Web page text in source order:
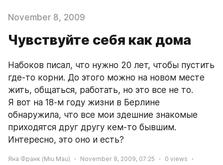
November 8, 2009
Чувствуйте себя как дома
Набоков писал, что нужно 20 лет, чтобы пустить
где-то корни. До этого можно на новом месте
жить, общаться, работать, но это все не то.
Я вот на 18-м году жизни в Берлине
обнаружила, что все мои здешние знакомые
приходятся друг другу кем-то бывшим.
Интересно, это оно и есть?
Яна Франк (Miu Mau) November 8, 2009, 07:25 0 views